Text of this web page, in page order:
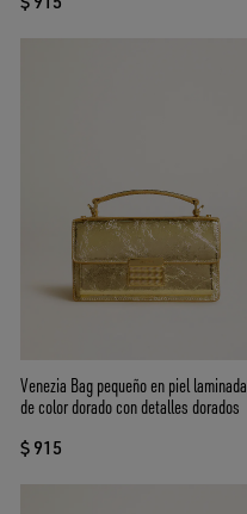
Venezia Bag pequeño en piel laminada
de color dorado con detalles dorados
$ 915